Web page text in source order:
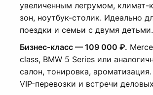
увеличенным легрумом, климат-
зон, ноутбук-столик. Идеально
поездки и семьи с двумя детьми.
Бизнес-класс — 109 000 ₽.
class, BMW 5 Series или
салон, тонировка,
VIP-перевозки и встречи